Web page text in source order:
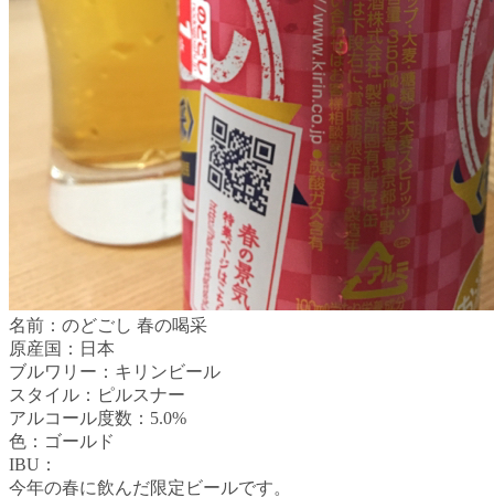
名前：のどごし 春の喝采
原産国：日本
ブルワリー：キリンビール
スタイル：ピルスナー
アルコール度数：5.0%
色：ゴールド
IBU：
今年の春に飲んだ限定ビールです。